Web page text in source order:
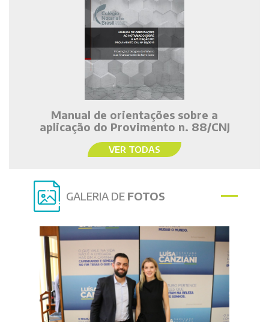
Manual de orientações sobre a
aplicação do Provimento n. 88/CNJ
VER TODAS
GALERIA DE FOTOS